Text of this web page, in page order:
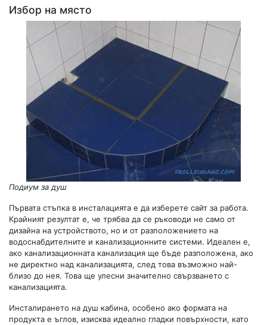
Избор на място
Подиум за душ
Първата стъпка в инсталацията е да изберете сайт за работа.
Крайният резултат е, че трябва да се ръководи не само от
дизайна на устройството, но и от разположението на
водоснабдителните и канализационните системи. Идеален е,
ако канализационната канализация ще бъде разположена, ако
не директно над канализацията, след това възможно най-
близо до нея. Това ще улесни значително свързването с
канализацията.
Инсталирането на душ кабина, особено ако формата на
продукта е ъглов, изисква идеално гладки повърхности, като